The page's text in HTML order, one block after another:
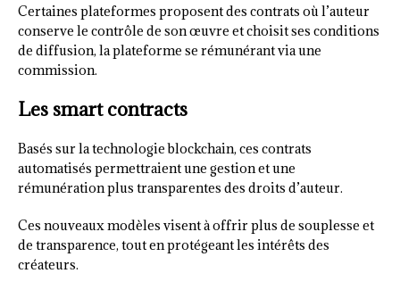
Certaines plateformes proposent des contrats où l’auteur
conserve le contrôle de son œuvre et choisit ses conditions
de diffusion, la plateforme se rémunérant via une
commission.
Les smart contracts
Basés sur la technologie blockchain, ces contrats
automatisés permettraient une gestion et une
rémunération plus transparentes des droits d’auteur.
Ces nouveaux modèles visent à offrir plus de souplesse et
de transparence, tout en protégeant les intérêts des
créateurs.